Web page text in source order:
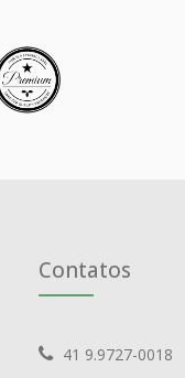
Contatos
41 9.9727-0018